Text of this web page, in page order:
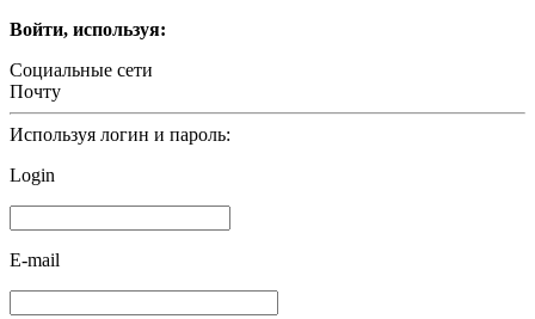
Войти, используя:
Социальные сети
Почту
Используя логин и пароль:
Login
E-mail